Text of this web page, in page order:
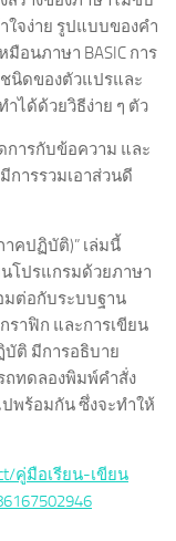
ใจง่าย รูปแบบของคำ
มือนภาษา BASIC การ
นิดของตัวแปรและ
ำได้ด้วยวิธีง่าย ๆ ตัว
การกับข้อความ และ
การรวมเอาส่วนดี
าคปฏิบัติ)” เล่มนี้
โปรแกรมด้วยภาษา
มต่อกับระบบฐาน
าฟิก และการเขียน
บัติ มีการอธิบาย
ถทดลองพิมพ์คำสั่ง
ปพร้อมกัน ซึ่งจะทำให้
คู่มือเรียน-เขียน